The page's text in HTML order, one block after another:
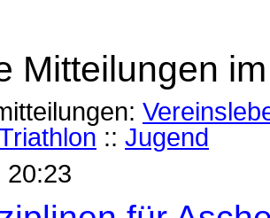
Mitteilungen
:: Jugend
20:23